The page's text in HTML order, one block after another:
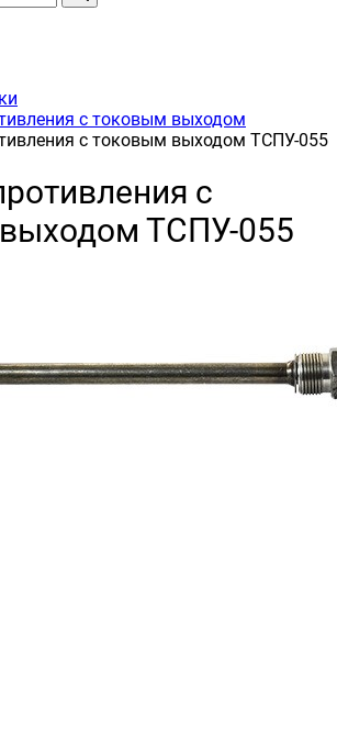
с токовым выходом
с токовым выходом ТСПУ-055
с
ТСПУ-055